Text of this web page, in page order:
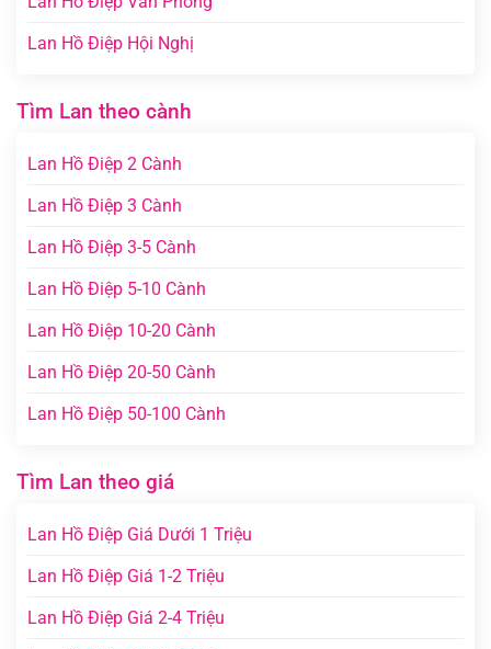
Lan Hồ Điệp Hội Nghị
Tìm Lan theo cành
Lan Hồ Điệp 2 Cành
Lan Hồ Điệp 3 Cành
Lan Hồ Điệp 3-5 Cành
Lan Hồ Điệp 5-10 Cành
Lan Hồ Điệp 10-20 Cành
Lan Hồ Điệp 20-50 Cành
Lan Hồ Điệp 50-100 Cành
Tìm Lan theo giá
Lan Hồ Điệp Giá Dưới 1 Triệu
Lan Hồ Điệp Giá 1-2 Triệu
Lan Hồ Điệp Giá 2-4 Triệu